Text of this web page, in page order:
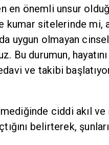
en önemli unsur
kumar sitelerinde mi,
uygun olmayan
Bu durumun, hayatını
ve takibi
ciddi akıl ve
belirterek,